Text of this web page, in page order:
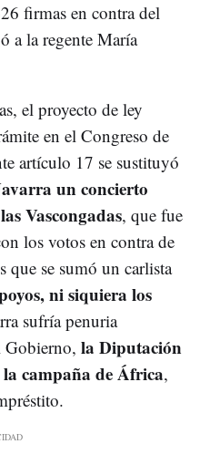
firmas en contra del
a la regente María
el proyecto de ley
en el Congreso de
artículo 17 se sustituyó
un concierto
Vascongadas, que fue
los votos en contra de
que se sumó un carlista
ni siquiera los
sufría penuria
Gobierno, la Diputación
campaña de África,